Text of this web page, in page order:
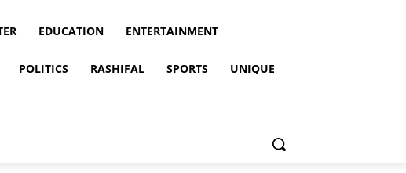
EDUCATION ENTERTAINMENT
POLITICS RASHIFAL SPORTS UNIQUE